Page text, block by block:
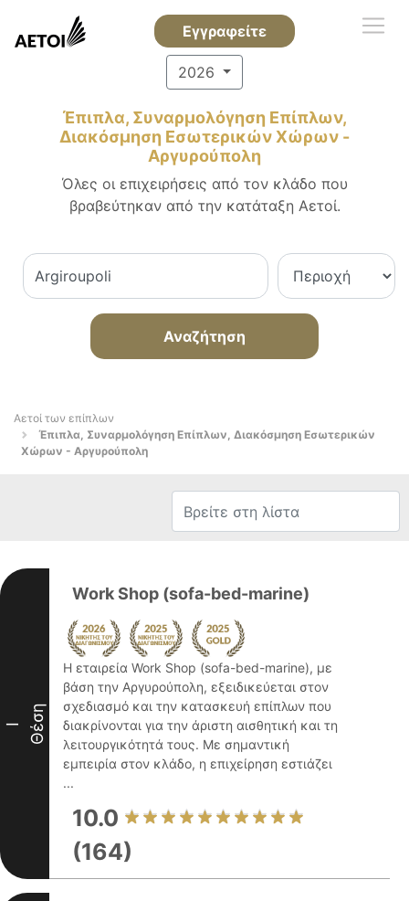
Εγγραφείτε
2026
Έπιπλα, Συναρμολόγηση Επίπλων,
Διακόσμηση Εσωτερικών Χώρων -
Αργυρούπολη
Όλες οι επιχειρήσεις από τον κλάδο που
βραβεύτηκαν από την κατάταξη Αετοί.
Αναζήτηση
Αετοί των επίπλων
Έπιπλα, Συναρμολόγηση Επίπλων, Διακόσμηση Εσωτερικών
Χώρων - Αργυρούπολη
I Θέση
Work Shop (sofa-bed-marine)
Η εταιρεία Work Shop (sofa-bed-marine), με
βάση την Αργυρούπολη, εξειδικεύεται στον
σχεδιασμό και την κατασκευή επίπλων που
διακρίνονται για την άριστη αισθητική και τη
λειτουργικότητά τους. Με σημαντική
εμπειρία στον κλάδο, η επιχείρηση εστιάζει
...
10.0
(164)